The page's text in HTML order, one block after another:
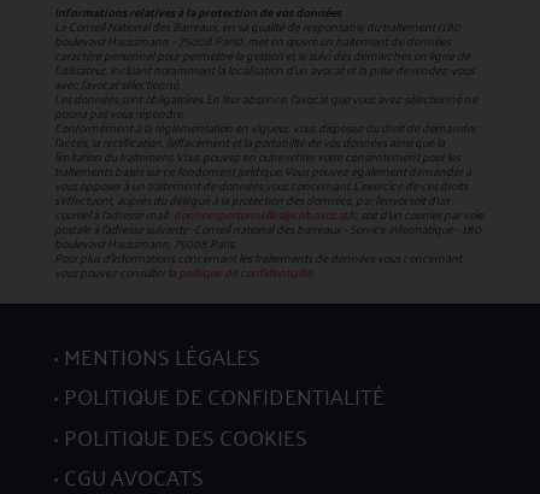
Informations relatives à la protection de vos données
Le Conseil National des Barreaux, en sa qualité de responsable du traitement (180
boulevard Haussmann – 75008 Paris), met en œuvre un traitement de données
caractère personnel pour permettre la gestion et le suivi des démarches en ligne de
l'utilisateur, incluant notamment la localisation d'un avocat et la prise de rendez-vous
avec l'avocat sélectionné.
Les données sont obligatoires. En leur absence, l'avocat que vous avez sélectionné ne
pourra pas vous répondre.
Conformément à la réglementation en vigueur, vous disposez du droit de demander
l'accès, la rectification, l’effacement et la portabilité de vos données ainsi que la
limitation du traitement. Vous pouvez en outre retirer votre consentement pour les
traitements basés sur ce fondement juridique. Vous pouvez également demander à
vous opposer à un traitement de données vous concernant. L’exercice de ces droits
s’effectuent, auprès du délégué à la protection des données, par l’envoi soit d’un
courriel à l’adresse mail : donneespersonnelles@cnb.avocat.fr, soit d’un courrier par voie
postale à l’adresse suivante : Conseil national des barreaux - Service informatique - 180
boulevard Haussmann, 75008 Paris.
Pour plus d’informations concernant les traitements de données vous concernant,
vous pouvez consulter lapolitique de confidentialité.
MENTIONS LÉGALES
POLITIQUE DE CONFIDENTIALITÉ
POLITIQUE DES COOKIES
CGU AVOCATS